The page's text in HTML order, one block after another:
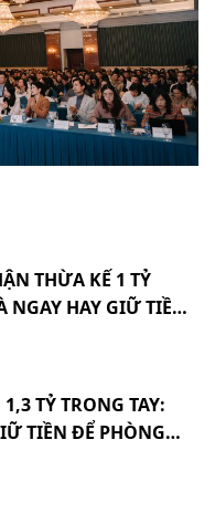
THỪA KẾ 1 TỶ
NGAY HAY GIỮ TIỀN
TỶ TRONG TAY:
TIỀN ĐỂ PHÒNG